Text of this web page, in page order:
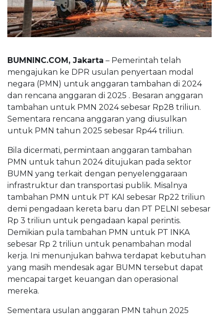
BUMNINC.COM, Jakarta – Pemerintah telah
mengajukan ke DPR usulan penyertaan modal
negara (PMN) untuk anggaran tambahan di 2024
dan rencana anggaran di 2025 . Besaran anggaran
tambahan untuk PMN 2024 sebesar Rp28 triliun.
Sementara rencana anggaran yang diusulkan
untuk PMN tahun 2025 sebesar Rp44 triliun.
Bila dicermati, permintaan anggaran tambahan
PMN untuk tahun 2024 ditujukan pada sektor
BUMN yang terkait dengan penyelenggaraan
infrastruktur dan transportasi publik. Misalnya
tambahan PMN untuk PT KAI sebesar Rp22 triliun
demi pengadaan kereta baru dan PT PELNI sebesar
Rp 3 triliun untuk pengadaan kapal perintis.
Demikian pula tambahan PMN untuk PT INKA
sebesar Rp 2 triliun untuk penambahan modal
kerja. Ini menunjukan bahwa terdapat kebutuhan
yang masih mendesak agar BUMN tersebut dapat
mencapai target keuangan dan operasional
mereka.
Sementara usulan anggaran PMN tahun 2025
BUMNINC Tube
#CEOMind